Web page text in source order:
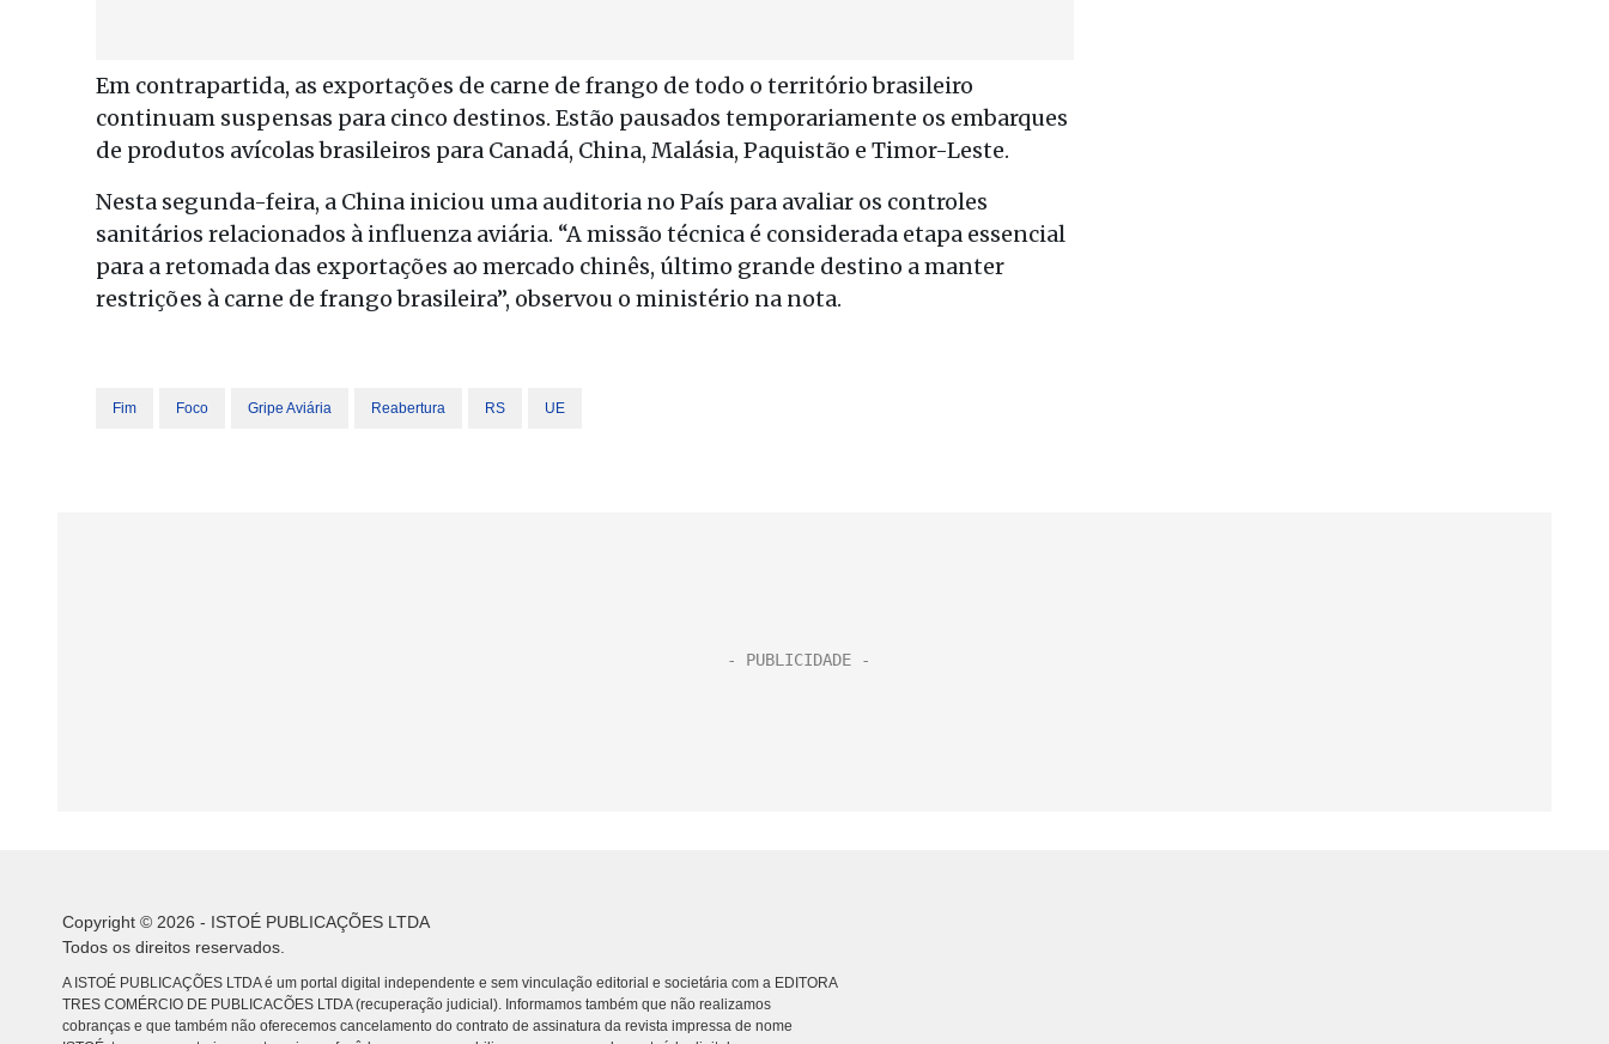
Em contrapartida, as exportações de carne de frango de todo o território brasileiro
continuam suspensas para cinco destinos. Estão pausados temporariamente os embarques
de produtos avícolas brasileiros para Canadá, China, Malásia, Paquistão e Timor-Leste.
Nesta segunda-feira, a China iniciou uma auditoria no País para avaliar os controles
sanitários relacionados à influenza aviária. “A missão técnica é considerada etapa essencial
para a retomada das exportações ao mercado chinês, último grande destino a manter
restrições à carne de frango brasileira”, observou o ministério na nota.
Fim Foco Gripe Aviária Reabertura RS UE
Copyright © 2026 - ISTOÉ PUBLICAÇÕES LTDA
Todos os direitos reservados.
A ISTOÉ PUBLICAÇÕES LTDA é um portal digital independente e sem vinculação editorial e societária com a EDITORA
TRES COMÉRCIO DE PUBLICACÕES LTDA (recuperação judicial). Informamos também que não realizamos
cobranças e que também não oferecemos cancelamento do contrato de assinatura da revista impressa de nome